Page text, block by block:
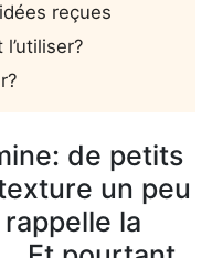
reçues
de petits
un peu
la